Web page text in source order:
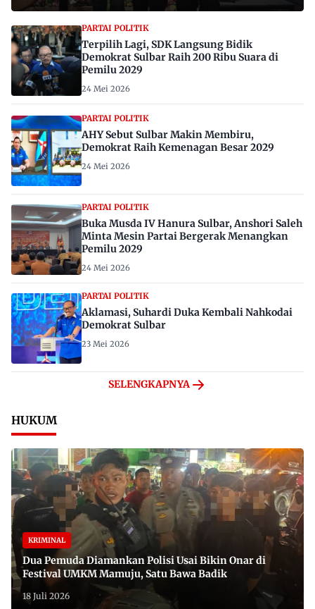
PARTAI POLITIK
Terpilih Lagi, SDK Langsung Bidik
Demokrat Sulbar Raih 200 Ribu Suara di
Pemilu 2029
24 Mei 2026
PARTAI POLITIK
AHY Sebut Sulbar Makin Membiru,
Demokrat Raih Kemenagan Besar 2029
24 Mei 2026
PARTAI POLITIK
Buka Musda IV Hanura Sulbar, Anshori Saleh
Minta Mesin Partai Bergerak Menangkan
Pemilu 2029
24 Mei 2026
PARTAI POLITIK
Aklamasi, Suhardi Duka Kembali Nahkodai
Demokrat Sulbar
23 Mei 2026
SELENGKAPNYA
HUKUM
KRIMINAL
Dua Pemuda Diamankan Polisi Usai Bikin Onar di
Festival UMKM Mamuju, Satu Bawa Badik
18 Juli 2026